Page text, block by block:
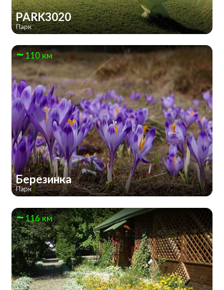
PARK3020
Парк
110 км
Березинка
Парк
116 км